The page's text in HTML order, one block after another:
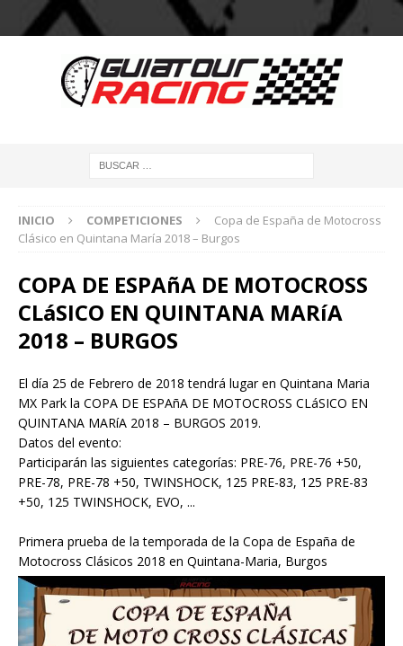
INICIO COMPETICIONES
Copa de España de Motocross
Clásico en Quintana María 2018 – Burgos
COPA DE ESPAñA DE MOTOCROSS
CLáSICO EN QUINTANA MARíA
2018 – BURGOS
El día 25 de Febrero de 2018 tendrá lugar en Quintana Maria
MX Park la COPA DE ESPAñA DE MOTOCROSS CLáSICO EN
QUINTANA MARíA 2018 – BURGOS 2019.
Datos del evento:
Participarán las siguientes categorías: PRE-76, PRE-76 +50,
PRE-78, PRE-78 +50, TWINSHOCK, 125 PRE-83, 125 PRE-83
+50, 125 TWINSHOCK, EVO, ...
Primera prueba de la temporada de la Copa de España de
Motocross Clásicos 2018 en Quintana-Maria, Burgos